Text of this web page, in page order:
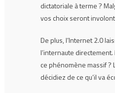
dictatoriale à terme ?
vos choix seront
De plus, l’Internet 2.0
l’internaute directement.
ce phénomène massif ?
décidiez de ce qu’il va